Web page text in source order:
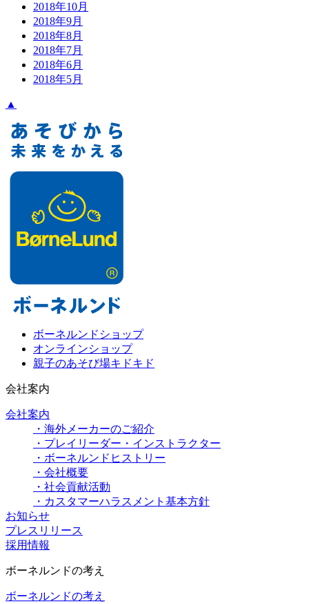
2018年10月
2018年9月
2018年8月
2018年7月
2018年6月
2018年5月
▲
ボーネルンドショップ
オンラインショップ
親子のあそび場キドキド
会社案内
会社案内
・海外メーカーのご紹介
・プレイリーダー・インストラクター
・ボーネルンドヒストリー
・会社概要
・社会貢献活動
・カスタマーハラスメント基本方針
お知らせ
プレスリリース
採用情報
ボーネルンドの考え
ボーネルンドの考え